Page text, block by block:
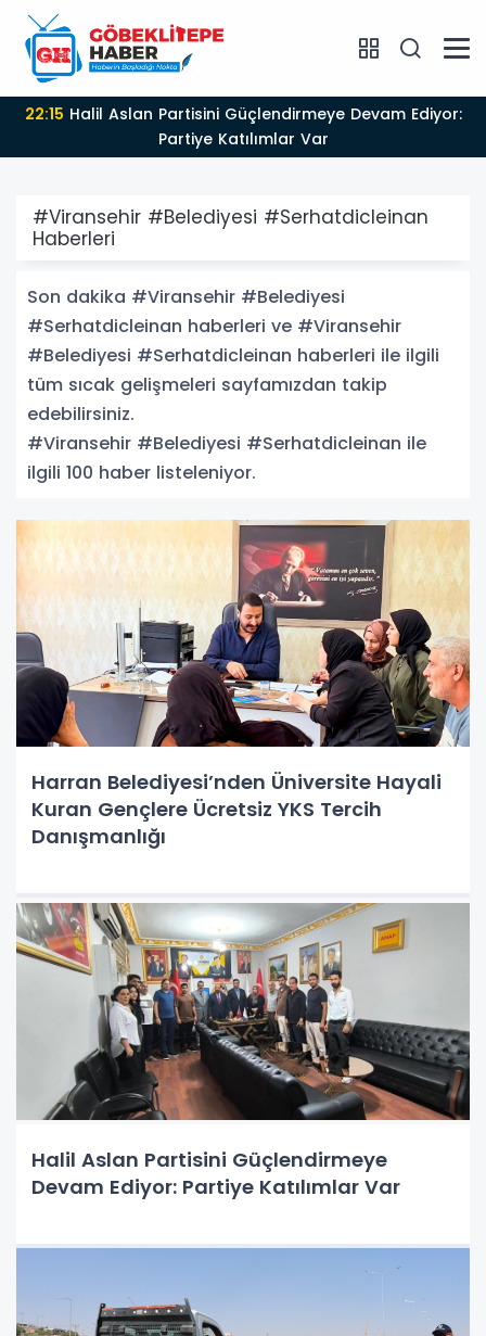
17:35EVREN SANAYİ SİTESİ KATLI KÖPRÜLÜ KAVŞAĞI
TAMAMLANDI, ARAÇ GEÇİŞLERİ BAŞLADI
#Viransehir #Belediyesi #Serhatdicleinan
Haberleri
Son dakika #Viransehir #Belediyesi
#Serhatdicleinan haberleri ve #Viransehir
#Belediyesi #Serhatdicleinan haberleri ile ilgili
tüm sıcak gelişmeleri sayfamızdan takip
edebilirsiniz.
#Viransehir #Belediyesi #Serhatdicleinan ile
ilgili 100 haber listeleniyor.
Harran Belediyesi’nden Üniversite Hayali
Kuran Gençlere Ücretsiz YKS Tercih
Danışmanlığı
Halil Aslan Partisini Güçlendirmeye
Devam Ediyor: Partiye Katılımlar Var